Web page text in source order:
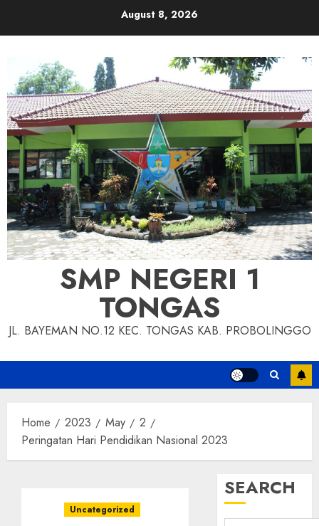
August 8, 2026
SMP NEGERI 1
TONGAS
JL. BAYEMAN NO.12 KEC. TONGAS KAB. PROBOLINGGO
Home 2023 May
2
Peringatan Hari Pendidikan Nasional 2023
Uncategorized
SEARCH